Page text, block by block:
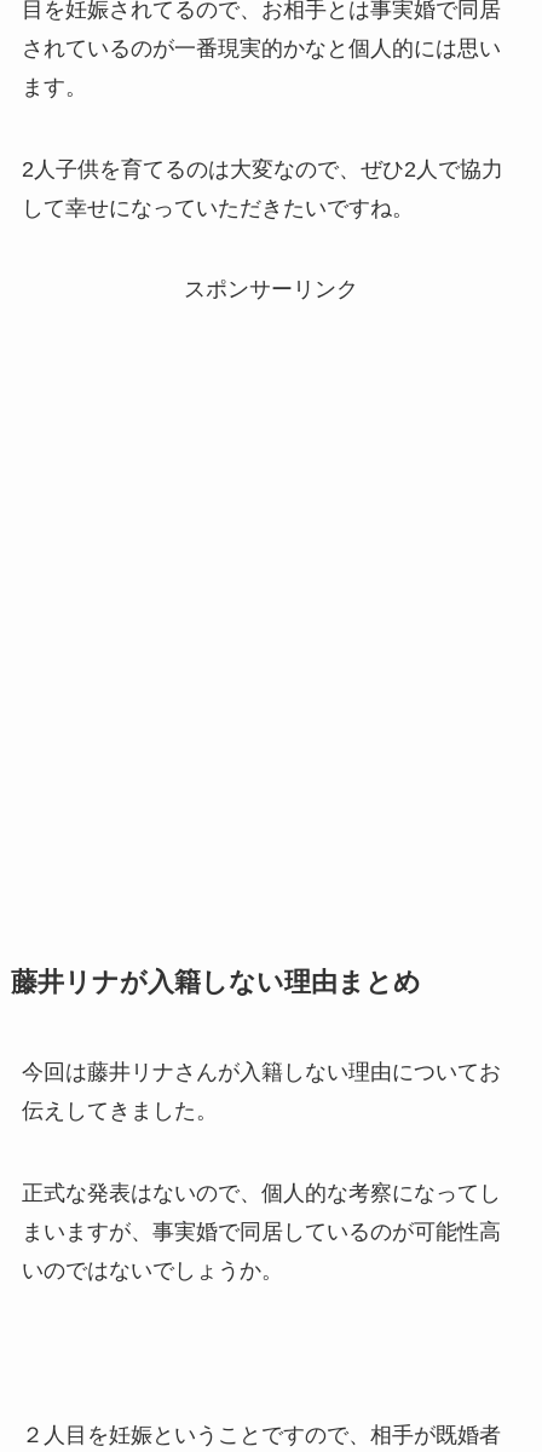
目を妊娠されてるので、お相手とは事実婚で同居
されているのが一番現実的かなと個人的には思い
ます。
2人子供を育てるのは大変なので、ぜひ2人で協力
して幸せになっていただきたいですね。
スポンサーリンク
藤井リナが入籍しない理由まとめ
今回は藤井リナさんが入籍しない理由についてお
伝えしてきました。
正式な発表はないので、個人的な考察になってし
まいますが、事実婚で同居しているのが可能性高
いのではないでしょうか。
２人目を妊娠ということですので、相手が既婚者